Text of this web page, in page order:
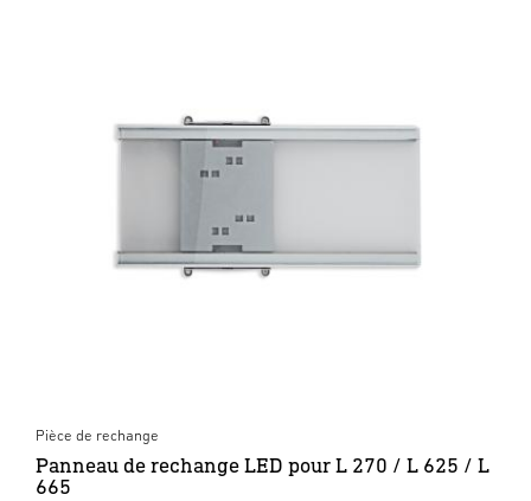
Pièce de rechange
Panneau de rechange LED pour L 270 / L 625 / L
665